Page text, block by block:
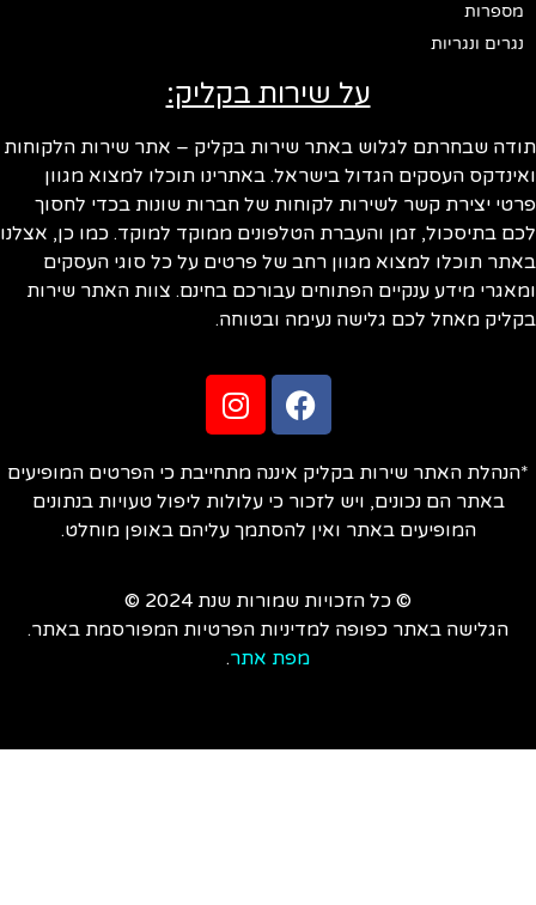
מספרות
נגרים ונגריות
על שירות בקליק:
שבחרתם לגלוש באתר שירות בקליק – אתר שירות הלקוחות
העסקים הגדול בישראל. באתרינו תוכלו למצוא מגוון
יצירת קשר לשירות לקוחות של חברות שונות בכדי לחסוך
בתיסכול, זמן והעברת הטלפונים ממוקד למוקד. כמו כן, אצלנו
תוכלו למצוא מגוון רחב של פרטים על כל סוגי העסקים
מידע ענקיים הפתוחים עבורכם בחינם. צוות האתר שירות
מאחל לכם גלישה נעימה ובטוחה.
האתר שירות בקליק איננה מתחייבת כי הפרטים המופיעים
באתר הם נכונים, ויש לזכור כי עלולות ליפול טעויות בנתונים
המופיעים באתר ואין להסתמך עליהם באופן מוחלט.
© כל הזכויות שמורות שנת 2024 ©
הגלישה באתר כפופה למדיניות הפרטיות המפורסמת באתר.
מפת אתר.